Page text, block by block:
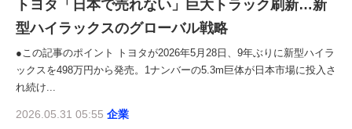
トヨタ「日本で売れない」巨大トラック刷新…新
型ハイラックスのグローバル戦略
●この記事のポイント トヨタが2026年5月28日、9年ぶりに新型ハイラ
ックスを498万円から発売。1ナンバーの5.3m巨体が日本市場に投入さ
れ続け...
2026.05.31 05:55 企業